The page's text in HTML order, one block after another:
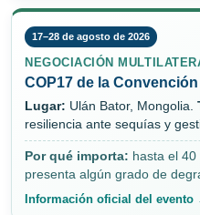
17–28 de agosto de 2026
NEGOCIACIÓN
COP17 de la
Lugar: Ulán Bator, Mongolia.
resiliencia ante sequías y
Por qué importa: hasta el
presenta algún grado de
Información oficial del evento